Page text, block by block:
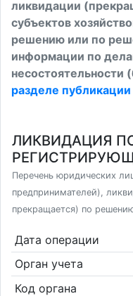
ликвидации
субъектов
решению или по
информации по
несостоятельности
разделе
ЛИКВИДАЦИЯ
Перечень юридических
предпринимателей),
прекращается) по
Дата операции
Орган учета
Код органа